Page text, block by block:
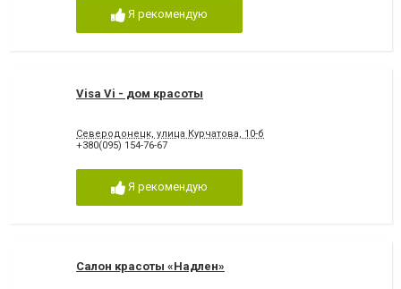
Я рекомендую
Visa Vi - дом красоты
Северодонецк, улица Курчатова, 10-б
+380(095) 154-76-67
Я рекомендую
Салон красоты «Надлен»